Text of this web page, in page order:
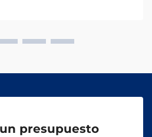
presupuesto